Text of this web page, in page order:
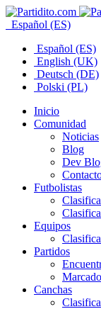
Español (ES)
Español (ES)
English (UK)
Deutsch (DE)
Polski (PL)
Inicio
Comunidad
Noticias
Blog
Dev
Futbolistas
Equipos
Partidos
Canchas